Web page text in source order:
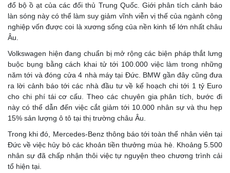
đổ bộ ồ ạt của các đối thủ Trung Quốc. Giới phân tích cảnh báo
làn sóng này có thể làm suy giảm vĩnh viễn vị thế của ngành công
nghiệp vốn được coi là xương sống của nền kinh tế lớn nhất châu
Âu.
Volkswagen hiện đang chuẩn bị mở rộng các biện pháp thắt lưng
buộc bụng bằng cách khai tử tới 100.000 việc làm trong những
năm tới và đóng cửa 4 nhà máy tại Đức. BMW gần đây cũng đưa
ra lời cảnh báo tới các nhà đầu tư về kế hoạch chi tới 1 tỷ Euro
cho chi phí tái cơ cấu. Theo các chuyên gia phân tích, bước đi
này có thể dẫn đến việc cắt giảm tới 10.000 nhân sự và thu hẹp
15% sản lượng ô tô tại thị trường châu Âu.
Trong khi đó, Mercedes-Benz thông báo tới toàn thể nhân viên tại
Đức về việc hủy bỏ các khoản tiền thưởng mùa hè. Khoảng 5.500
nhân sự đã chấp nhận thôi việc tự nguyện theo chương trình cải
tổ hiện tại.